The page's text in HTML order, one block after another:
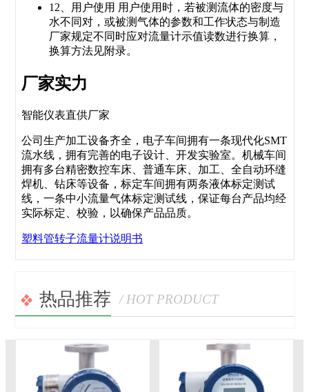
12、用户使用 用户使用时，若被测流体的密度与
水不同对，或被测气体的参数和工作状态与制造
厂家规定不同时应对流量计示值读数进行换算，
换算方法见附录。
厂家实力
智能仪表直供厂家
公司生产加工设备齐全，电子车间拥有一条现代化SMT
流水线，拥有完善的电子设计、开发实验室。机械车间
拥有多台精密数控车床、普通车床、加工、全自动环缝
焊机、钻床等设备，标定车间拥有两条液体标定测试
线，一条中小流量气体标定测试线，保证每台产品均经
实际标定、校验，以确保产品品质。
塑料管转子流量计说明书
热品推荐 / HOT PRODUCT